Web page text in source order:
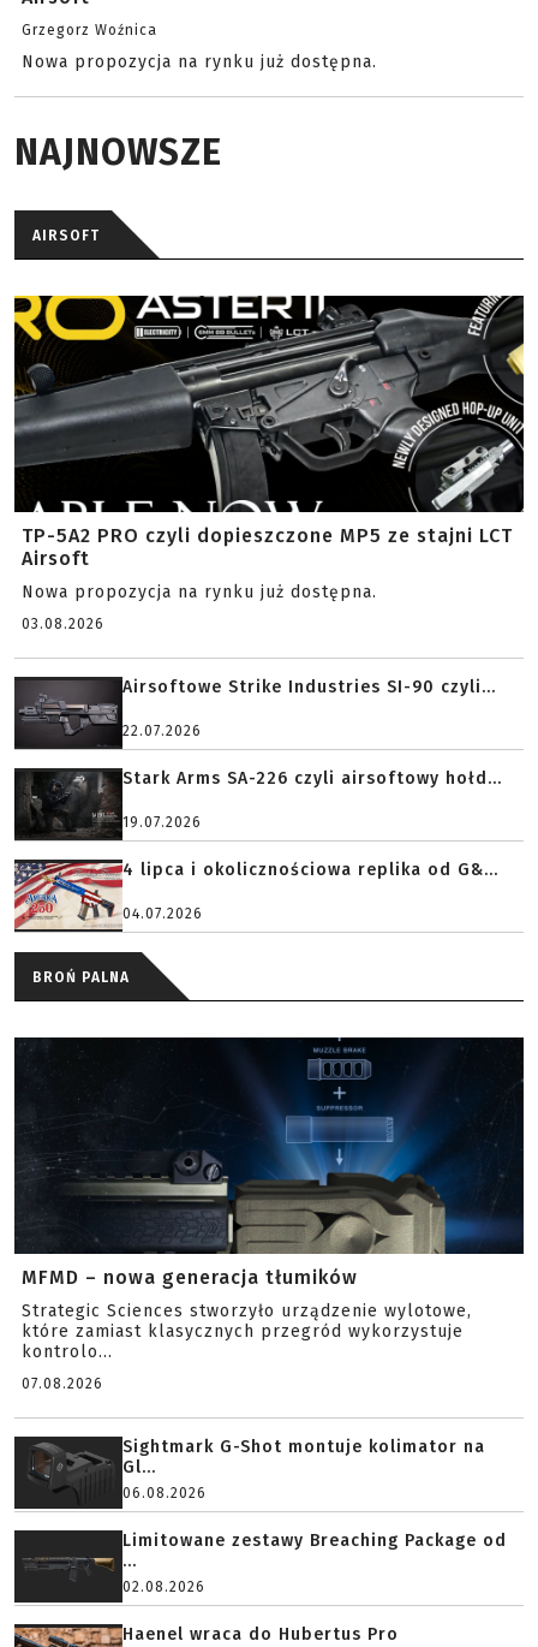
Grzegorz Woźnica
Nowa propozycja na rynku już dostępna.
NAJNOWSZE
AIRSOFT
TP-5A2 PRO czyli dopieszczone MP5 ze stajni LCT
Airsoft
Nowa propozycja na rynku już dostępna.
03.08.2026
Airsoftowe Strike Industries SI-90 czyli...
22.07.2026
Stark Arms SA-226 czyli airsoftowy hołd...
19.07.2026
4 lipca i okolicznościowa replika od G&...
04.07.2026
BROŃ PALNA
MFMD – nowa generacja tłumików
Strategic Sciences stworzyło urządzenie wylotowe,
które zamiast klasycznych przegród wykorzystuje
kontrolo...
07.08.2026
Sightmark G-Shot montuje kolimator na
Gl...
06.08.2026
Limitowane zestawy Breaching Package od
...
02.08.2026
Haenel wraca do Hubertus Pro